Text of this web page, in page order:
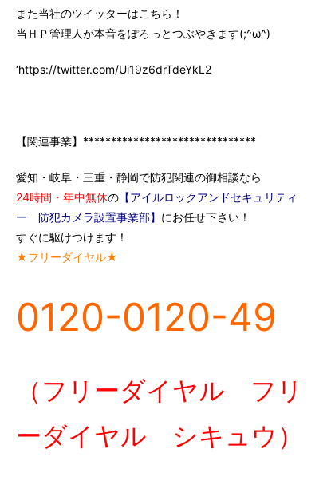
また当社のツイッターはこちら！
当ＨＰ管理人が本音をぽろっとつぶやきます(;^ω^)
‘https://twitter.com/Ui19z6drTdeYkL2
【関連事業】*******************************
愛知・岐阜・三重・静岡で防犯関連の御相談なら
24時間・年中無休の 【アイルロックアンドセキュリティ
ー 防犯カメラ設置事業部】 にお任せ下さい！
すぐに駆けつけます！
★フリーダイヤル★
0120-0120-49
（フリーダイヤル フリ
ーダイヤル シキュウ）